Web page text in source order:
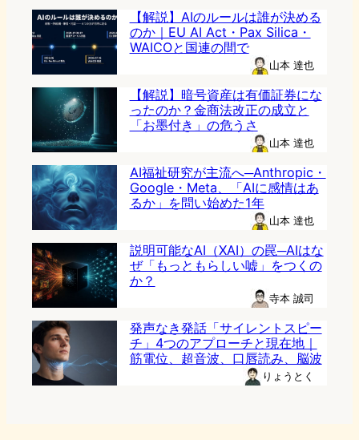
【解説】AIのルールは誰が決める
のか｜EU AI Act・Pax Silica・
WAICOと国連の間で
山本 達也
【解説】暗号資産は有価証券にな
ったのか？金商法改正の成立と
「お墨付き」の危うさ
山本 達也
AI福祉研究が主流へ─Anthropic・
Google・Meta、「AIに感情はあ
るか」を問い始めた1年
山本 達也
説明可能なAI（XAI）の罠─AIはな
ぜ「もっともらしい嘘」をつくの
か？
寺本 誠司
発声なき発話「サイレントスピー
チ」4つのアプローチと現在地｜
筋電位、超音波、口唇読み、脳波
りょうとく